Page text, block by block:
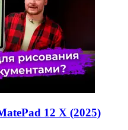
12 X (2025)